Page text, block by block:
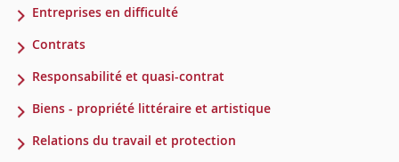
Entreprises en difficulté
Contrats
Responsabilité et quasi-contrat
Biens - propriété littéraire et artistique
Relations du travail et protection